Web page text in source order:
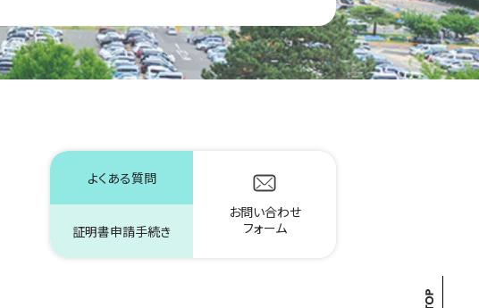
よくある質問
証明書申請手続き
お問い合わせ
フォーム